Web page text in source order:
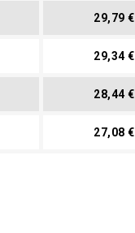
29,79 €
29,34 €
28,44 €
27,08 €